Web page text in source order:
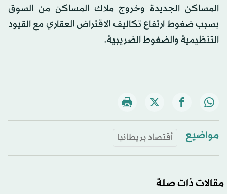
المساكن الجديدة وخروج ملاك المساكن من السوق
بسبب ضغوط ارتفاع تكاليف الاقتراض العقاري مع القيود
التنظيمية والضغوط الضريبية.
مواضيع أقتصاد بريطانيا
مقالات ذات صلة